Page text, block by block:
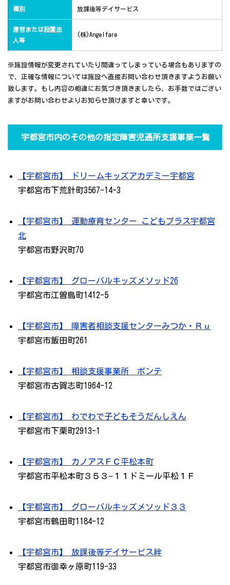
種別 放課後等デイサービス
運営または設置法
人等
(株)Angelfare
※施設情報が変更されていたり間違ってしまっている場合もありますの
で、正確な情報については施設へ直接お問い合わせ頂きますようお願い
致します。もし内容の相違にお気づき頂きましたら、お手数ではござい
ますがお問い合わせよりお知らせ頂けますと幸いです。
宇都宮市内のその他の指定障害児通所支援事業一覧
【宇都宮市】 ドリームキッズアカデミー宇都宮
宇都宮市下荒針町3567-14-3
【宇都宮市】 運動療育センター こどもプラス宇都宮
北
宇都宮市野沢町70
【宇都宮市】 グローバルキッズメソッド26
宇都宮市江曽島町1412-5
【宇都宮市】 障害者相談支援センターみつか・Ｒｕ
宇都宮市飯田町261
【宇都宮市】 相談支援事業所 ポンテ
宇都宮市古賀志町1964-12
【宇都宮市】 わでわで子どもそうだんしえん
宇都宮市下栗町2913-1
【宇都宮市】 カノアスＦＣ平松本町
宇都宮市平松本町３５３−１１ドミール平松１Ｆ
【宇都宮市】 グローバルキッズメソッド３３
宇都宮市鶴田町1184-12
【宇都宮市】 放課後等デイサービス絆
宇都宮市御幸ヶ原町119-33